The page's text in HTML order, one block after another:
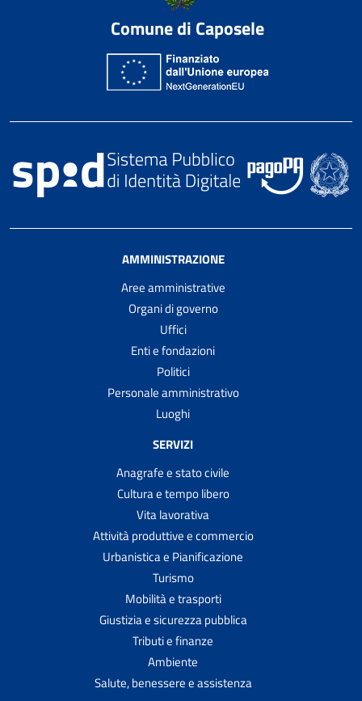
Comune di Caposele
AMMINISTRAZIONE
Aree amministrative
Organi di governo
Uffici
Enti e fondazioni
Politici
Personale amministrativo
Luoghi
SERVIZI
Anagrafe e stato civile
Cultura e tempo libero
Vita lavorativa
Attività produttive e commercio
Urbanistica e Pianificazione
Turismo
Mobilità e trasporti
Giustizia e sicurezza pubblica
Tributi e finanze
Ambiente
Salute, benessere e assistenza